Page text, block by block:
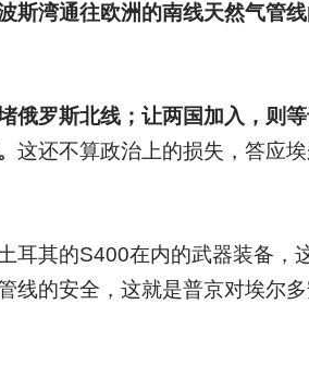
湾通往欧洲的南线天然气管线
俄罗斯北线；让两国加入，则
这还不算政治上的损失，答应
耳其的S400在内的武器装备，
线的安全，这就是普京对埃尔